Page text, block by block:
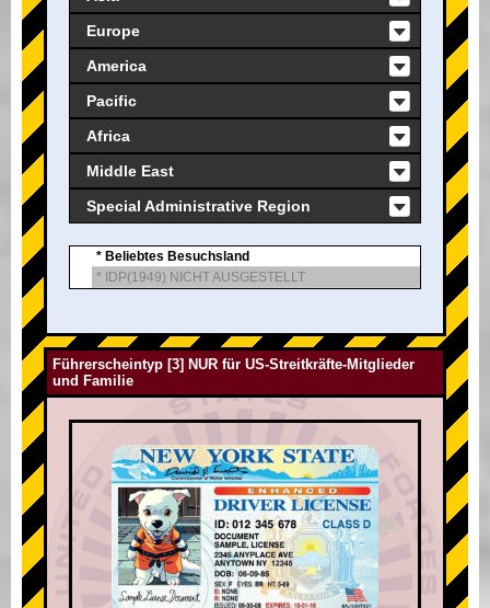
Europe
America
Pacific
Africa
Middle East
Special Administrative Region
* Beliebtes Besuchsland
* IDP(1949) NICHT AUSGESTELLT
Führerscheintyp [3] NUR für US-Streitkräfte-Mitglieder
und Familie